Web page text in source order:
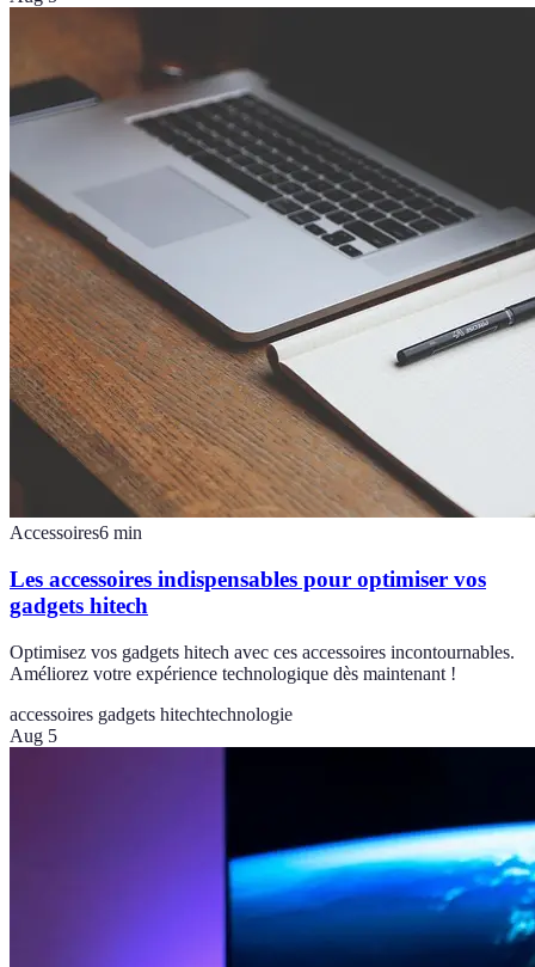
Accessoires6 min
Les accessoires indispensables pour optimiser vos
gadgets hitech
Optimisez vos gadgets hitech avec ces accessoires incontournables.
Améliorez votre expérience technologique dès maintenant !
accessoires gadgets hitechtechnologie
Aug 5